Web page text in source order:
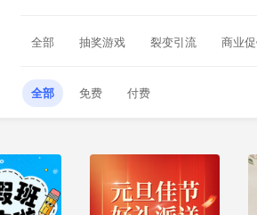
全部 抽奖游戏 裂变引流 商业
全部 免费 付费